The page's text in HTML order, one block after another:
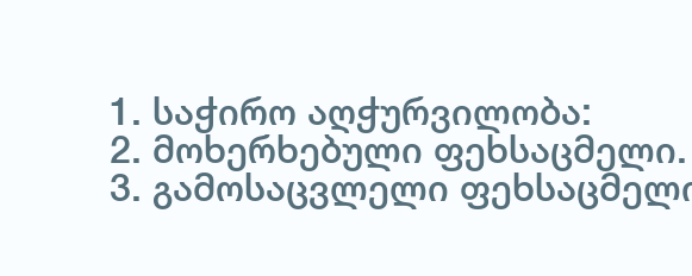
1 / 1
1. საჭირო აღჭურვილობა:
2. მოხერხებული ფეხსაცმელი.
3. გამოსაცვლელი